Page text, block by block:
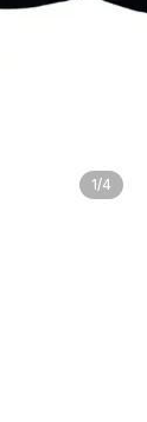
1/4